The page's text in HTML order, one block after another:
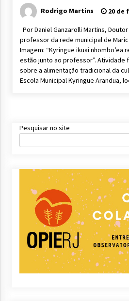
Maricá (RJ)Rodrigo Martins 20 de
Por Daniel Ganzarolli Martins,
professor da rede municipal de
Imagem: “Kyringue ikuai nhombo’ea
estão junto ao professor”. Atividade
sobre a alimentação tradicional da
Escola Municipal Kyringue Arandua,
Pesquisar no site